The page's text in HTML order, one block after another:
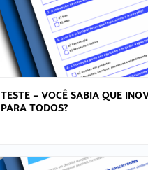
TESTE – VOCÊ SABIA QUE
PARA TODOS?